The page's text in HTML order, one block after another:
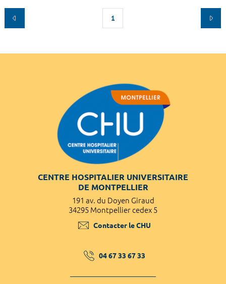
1
CENTRE HOSPITALIER UNIVERSITAIRE
DE MONTPELLIER
191 av. du Doyen Giraud
34295 Montpellier cedex 5
Contacter le CHU
04 67 33 67 33